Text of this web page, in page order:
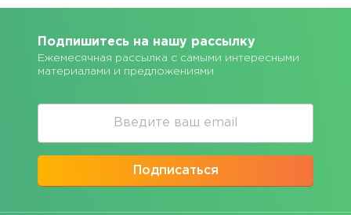
Подпишитесь на нашу рассылку
Ежемесячная рассылка с самыми интересными
материалами и предложениями
Подписаться